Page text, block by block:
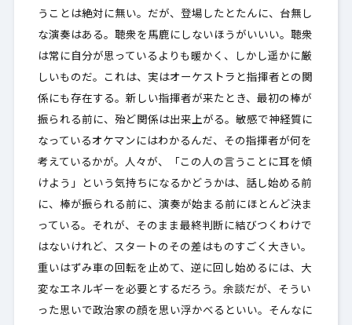
うことは絶対に無い。だが、登場したとたんに、台無し
な演奏はある。聴衆を馬鹿にしないほうがいいい。聴衆
は常に自分が思っているよりも暖かく、しかし遥かに厳
しいものだ。これは、実はオーケストラと指揮者との関
係にも存在する。新しい指揮者が来たとき、最初の棒が
振られる前に、殆ど関係は出来上がる。敏感で神経質に
なっているオケマンにはわかるんだ、その指揮者が何を
考えているかが。人々が、「この人の言うことに耳を傾
けよう」という気持ちになるかどうかは、話し始める前
に、棒が振られる前に、演奏が始まる前にほとんど決ま
っている。それが、そのまま最終判断に結びつくわけで
はないけれど、スタートのその差はものすごく大きい。
重いはずみ車の回転を止めて、逆に回し始めるには、大
変なエネルギーを必要とするだろう。余談だが、そうい
った思いで政治家の顔を思い浮かべるといい。そんなに